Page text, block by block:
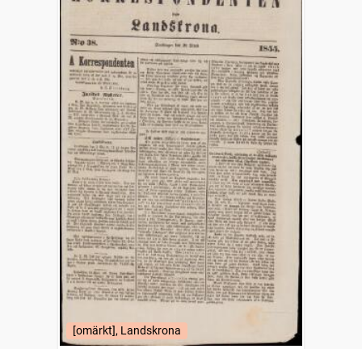
[omärkt], Landskrona